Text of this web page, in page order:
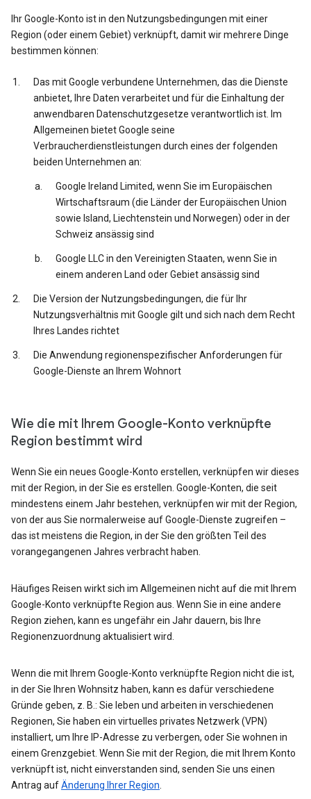
Ihr Google-Konto ist in den Nutzungsbedingungen mit einer
Region (oder einem Gebiet) verknüpft, damit wir mehrere Dinge
bestimmen können:
Das mit Google verbundene Unternehmen, das die Dienste
anbietet, Ihre Daten verarbeitet und für die Einhaltung der
anwendbaren Datenschutzgesetze verantwortlich ist. Im
Allgemeinen bietet Google seine
Verbraucherdienstleistungen durch eines der folgenden
beiden Unternehmen an:
Google Ireland Limited, wenn Sie im Europäischen
Wirtschaftsraum (die Länder der Europäischen Union
sowie Island, Liechtenstein und Norwegen) oder in der
Schweiz ansässig sind
Google LLC in den Vereinigten Staaten, wenn Sie in
einem anderen Land oder Gebiet ansässig sind
Die Version der Nutzungsbedingungen, die für Ihr
Nutzungsverhältnis mit Google gilt und sich nach dem Recht
Ihres Landes richtet
Die Anwendung regionenspezifischer Anforderungen für
Google-Dienste an Ihrem Wohnort
Wie die mit Ihrem Google-Konto verknüpfte
Region bestimmt wird
Wenn Sie ein neues Google-Konto erstellen, verknüpfen wir dieses
mit der Region, in der Sie es erstellen. Google-Konten, die seit
mindestens einem Jahr bestehen, verknüpfen wir mit der Region,
von der aus Sie normalerweise auf Google-Dienste zugreifen –
das ist meistens die Region, in der Sie den größten Teil des
vorangegangenen Jahres verbracht haben.
Häufiges Reisen wirkt sich im Allgemeinen nicht auf die mit Ihrem
Google-Konto verknüpfte Region aus. Wenn Sie in eine andere
Region ziehen, kann es ungefähr ein Jahr dauern, bis Ihre
Regionenzuordnung aktualisiert wird.
Wenn die mit Ihrem Google-Konto verknüpfte Region nicht die ist,
in der Sie Ihren Wohnsitz haben, kann es dafür verschiedene
Gründe geben, z. B.: Sie leben und arbeiten in verschiedenen
Regionen, Sie haben ein virtuelles privates Netzwerk (VPN)
installiert, um Ihre IP-Adresse zu verbergen, oder Sie wohnen in
einem Grenzgebiet. Wenn Sie mit der Region, die mit Ihrem Konto
verknüpft ist, nicht einverstanden sind, senden Sie uns einen
Antrag aufÄnderung Ihrer Region